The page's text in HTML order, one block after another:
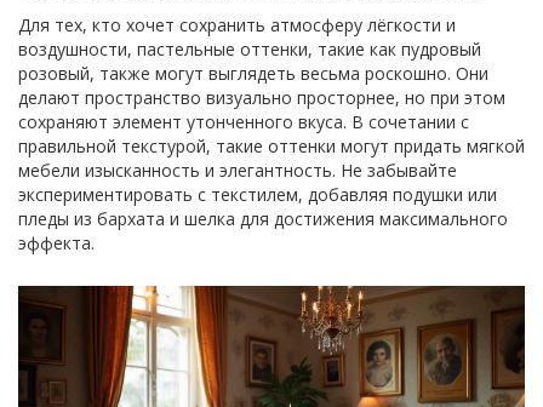
Для тех, кто хочет сохранить атмосферу лёгкости и
воздушности, пастельные оттенки, такие как пудровый
розовый, также могут выглядеть весьма роскошно. Они
делают пространство визуально просторнее, но при этом
сохраняют элемент утонченного вкуса. В сочетании с
правильной текстурой, такие оттенки могут придать мягкой
мебели изысканность и элегантность. Не забывайте
экспериментировать с текстилем, добавляя подушки или
пледы из бархата и шелка для достижения максимального
эффекта.